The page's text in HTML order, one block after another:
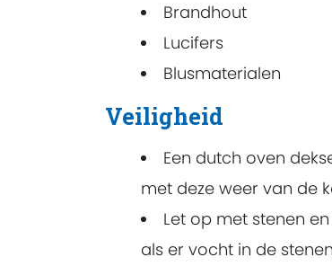
Brandhout
Lucifers
Blusmaterialen
Veiligheid
Een dutch oven
met deze weer van de
Let op met stenen
als er vocht in de